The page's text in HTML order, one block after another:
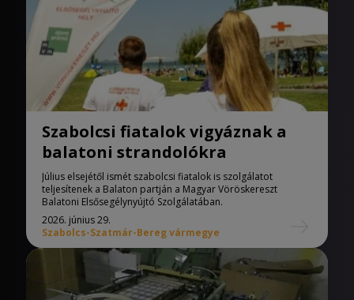
Szabolcsi fiatalok vigyáznak a
balatoni strandolókra
Július elsejétől ismét szabolcsi fiatalok is szolgálatot
teljesítenek a Balaton partján a Magyar Vöröskereszt
Balatoni Elsősegélynyújtó Szolgálatában.
2026. június 29.
Szabolcs-Szatmár-Bereg vármegye